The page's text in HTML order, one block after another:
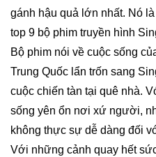
gánh hậu quả lớn nhất. Nó
top 9 bộ phim truyền hình
Bộ phim nói về cuộc sống
Trung Quốc lẩn trốn sang
cuộc chiến tàn tại quê nhà.
sống yên ổn nơi xứ người,
không thực sự dễ dàng đối
Với những cảnh quay hết